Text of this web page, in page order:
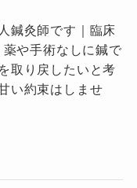
鍼灸師です｜臨床
や手術なしに鍼で
取り戻したいと考
い約束はしませ